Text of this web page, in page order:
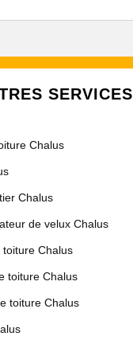
SERVICES
Chalus
Chalus
de velux Chalus
Chalus
toiture Chalus
toiture Chalus